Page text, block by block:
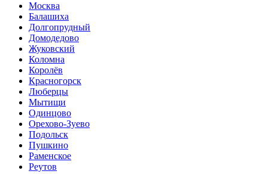
Москва
Балашиха
Долгопрудный
Домодедово
Жуковский
Коломна
Королёв
Красногорск
Люберцы
Мытищи
Одинцово
Орехово-Зуево
Подольск
Пушкино
Раменское
Реутов